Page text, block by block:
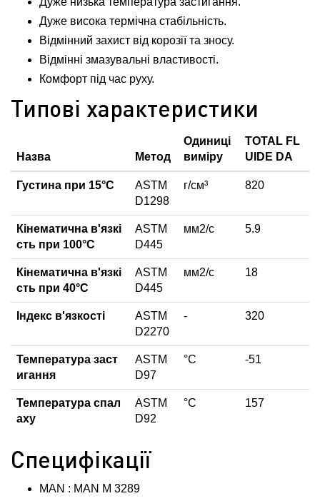
Дуже висока термічна стабільність.
Відмінний захист від корозії та зносу.
Відмінні змазувальні властивості.
Комфорт під час руху.
Типові характеристики
Назва Метод
Одиниці
виміру
TOTAL FL
UIDE DA
Густина при 15°С
ASTM
D1298
г/см³ 820
Кінематична в'язкі
сть при 100°С
ASTM
D445
мм2/с 5.9
Кінематична в'язкі
сть при 40°С
ASTM
D445
мм2/с 18
Індекс в'язкості
ASTM
D2270
- 320
Температура заст
игання
ASTM
D97
°C -51
Температура спал
аху
ASTM
D92
°C 157
Специфікації
MAN : MAN M 3289